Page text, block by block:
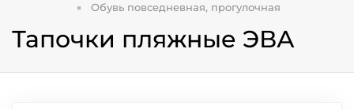
Обувь повседневная, прогулочная
Тапочки пляжные ЭВА